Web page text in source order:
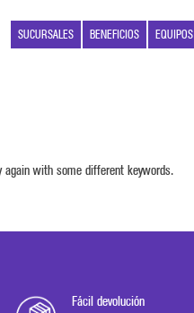
SUCURSALES BENEFICIOS EQUIPOS
again with some different keywords.
Fácil devolución